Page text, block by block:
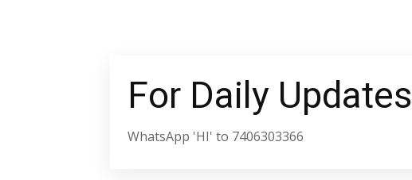
For Daily Updates
WhatsApp 'HI' to 7406303366